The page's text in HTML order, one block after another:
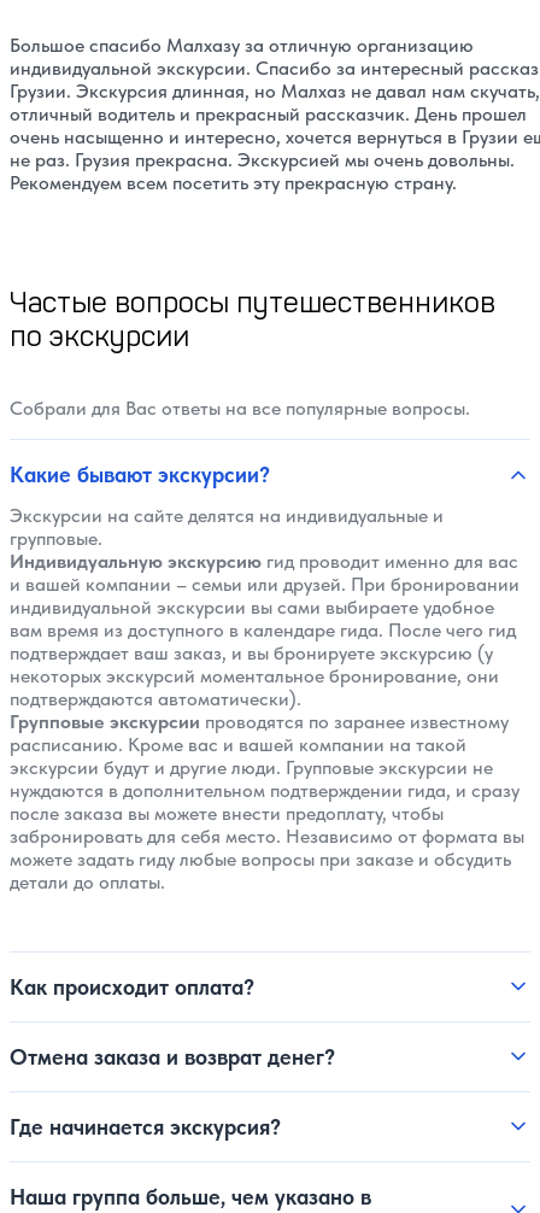
Большое спасибо Малхазу за отличную организацию
индивидуальной экскурсии. Спасибо за интересный
Грузии. Экскурсия длинная, но Малхаз не давал нам
отличный водитель и прекрасный рассказчик. День прошел
очень насыщенно и интересно, хочется вернуться в Грузии
не раз. Грузия прекрасна. Экскурсией мы очень довольны.
Рекомендуем всем посетить эту прекрасную страну.
Частые вопросы путешественников
по экскурсии
Собрали для Вас ответы на все популярные вопросы.
Какие бывают экскурсии?
Экскурсии на сайте делятся на индивидуальные и
групповые.
Индивидуальную экскурсию гид проводит именно для вас
и вашей компании – семьи или друзей. При бронировании
индивидуальной экскурсии вы сами выбираете удобное
вам время из доступного в календаре гида. После чего гид
подтверждает ваш заказ, и вы бронируете экскурсию (у
некоторых экскурсий моментальное бронирование, они
подтверждаются автоматически).
Групповые экскурсии проводятся по заранее известному
расписанию. Кроме вас и вашей компании на такой
экскурсии будут и другие люди. Групповые экскурсии не
нуждаются в дополнительном подтверждении гида, и сразу
после заказа вы можете внести предоплату, чтобы
забронировать для себя место. Независимо от формата вы
можете задать гиду любые вопросы при заказе и обсудить
детали до оплаты.
Как происходит оплата?
Отмена заказа и возврат денег?
Где начинается экскурсия?
Наша группа больше, чем указано в